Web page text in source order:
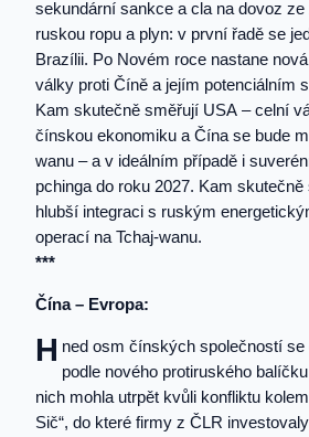
sekundární sankce a cla na dovoz
ruskou ropu a plyn: v první řadě se
Brazílii. Po Novém roce nastane
války proti Číně a jejím potenciálním
Kam skutečně směřují USA – celní
čínskou ekonomiku a Čína se bude
wanu – a v ideálním případě i
pchinga do roku 2027. Kam
hlubší integraci s ruským
operací na Tchaj-wanu.
***
Čína – Evropa:
H ned osm čínských společností
podle nového protiruského
nich mohla utrpět kvůli konfliktu
Sič“, do které firmy z ČLR